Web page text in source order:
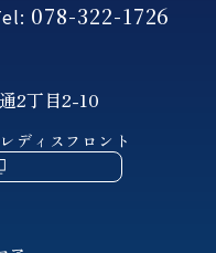
078-322-1726
2丁目2-10
ディスフロント